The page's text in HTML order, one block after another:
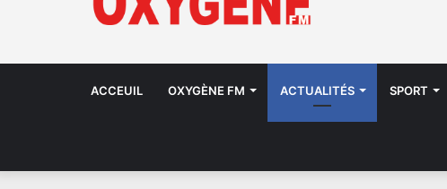
ACCEUIL OXYGÈNE FM ACTUALITÉS SPORT